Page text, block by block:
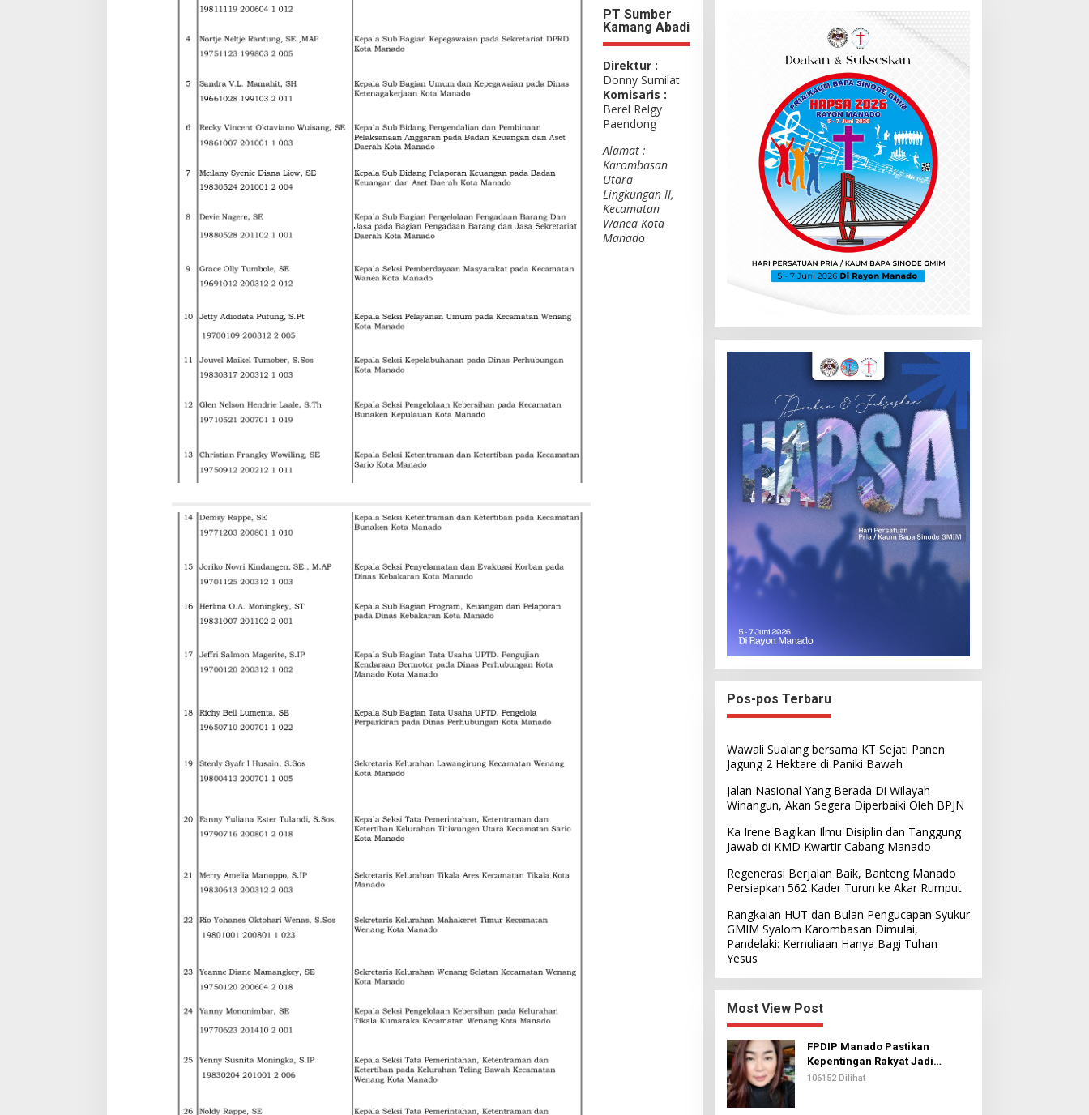
PT Sumber
Kamang Abadi
Direktur :
Donny Sumilat
Komisaris :
Berel Relgy
Paendong
Alamat :
Karombasan
Utara
Lingkungan II,
Kecamatan
Wanea Kota
Manado
Pos-pos Terbaru
Wawali Sualang bersama KT Sejati Panen
Jagung 2 Hektare di Paniki Bawah
Jalan Nasional Yang Berada Di Wilayah
Winangun, Akan Segera Diperbaiki Oleh BPJN
Ka Irene Bagikan Ilmu Disiplin dan Tanggung
Jawab di KMD Kwartir Cabang Manado
Regenerasi Berjalan Baik, Banteng Manado
Persiapkan 562 Kader Turun ke Akar Rumput
Rangkaian HUT dan Bulan Pengucapan Syukur
GMIM Syalom Karombasan Dimulai,
Pandelaki: Kemuliaan Hanya Bagi Tuhan
Yesus
Most View Post
FPDIP Manado Pastikan
Kepentingan Rakyat Jadi
Prioritas Dalam Perjuangan
106152 Dilihat